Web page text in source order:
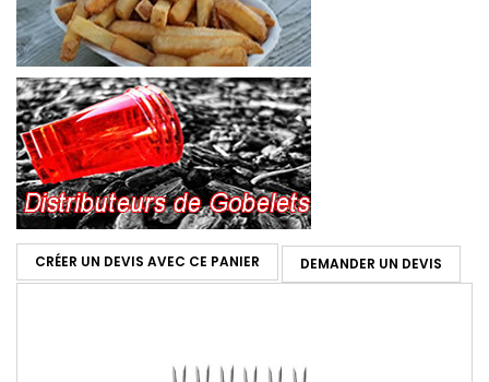
CRÉER UN DEVIS AVEC CE PANIER DEMANDER UN DEVIS